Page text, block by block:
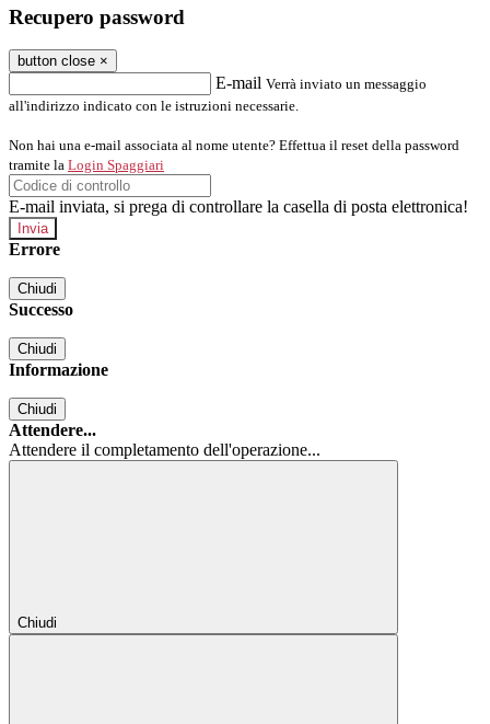
Recupero password
button close ×
E-mail Verrà inviato un messaggio
all'indirizzo indicato con le istruzioni necessarie.
Non hai una e-mail associata al nome utente? Effettua il reset della password
tramite la Login Spaggiari
E-mail inviata, si prega di controllare la casella di posta elettronica!
Errore
Chiudi
Successo
Chiudi
Informazione
Chiudi
Attendere...
Attendere il completamento dell'operazione...
Chiudi